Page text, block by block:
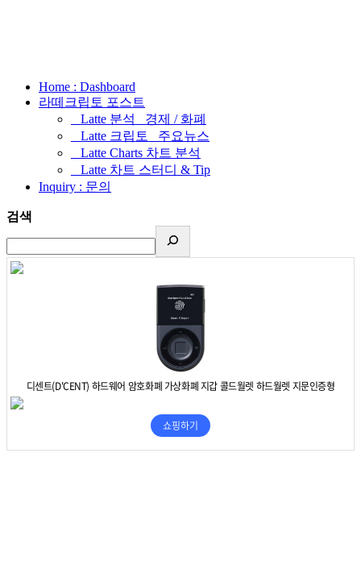
Home : Dashboard
라떼크립토 포스트
_ Latte 분석 _경제 / 화폐
_ Latte 크립토 _주요뉴스
_ Latte Charts 차트 분석
_ Latte 차트 스터디 & Tip
Inquiry : 문의
검색